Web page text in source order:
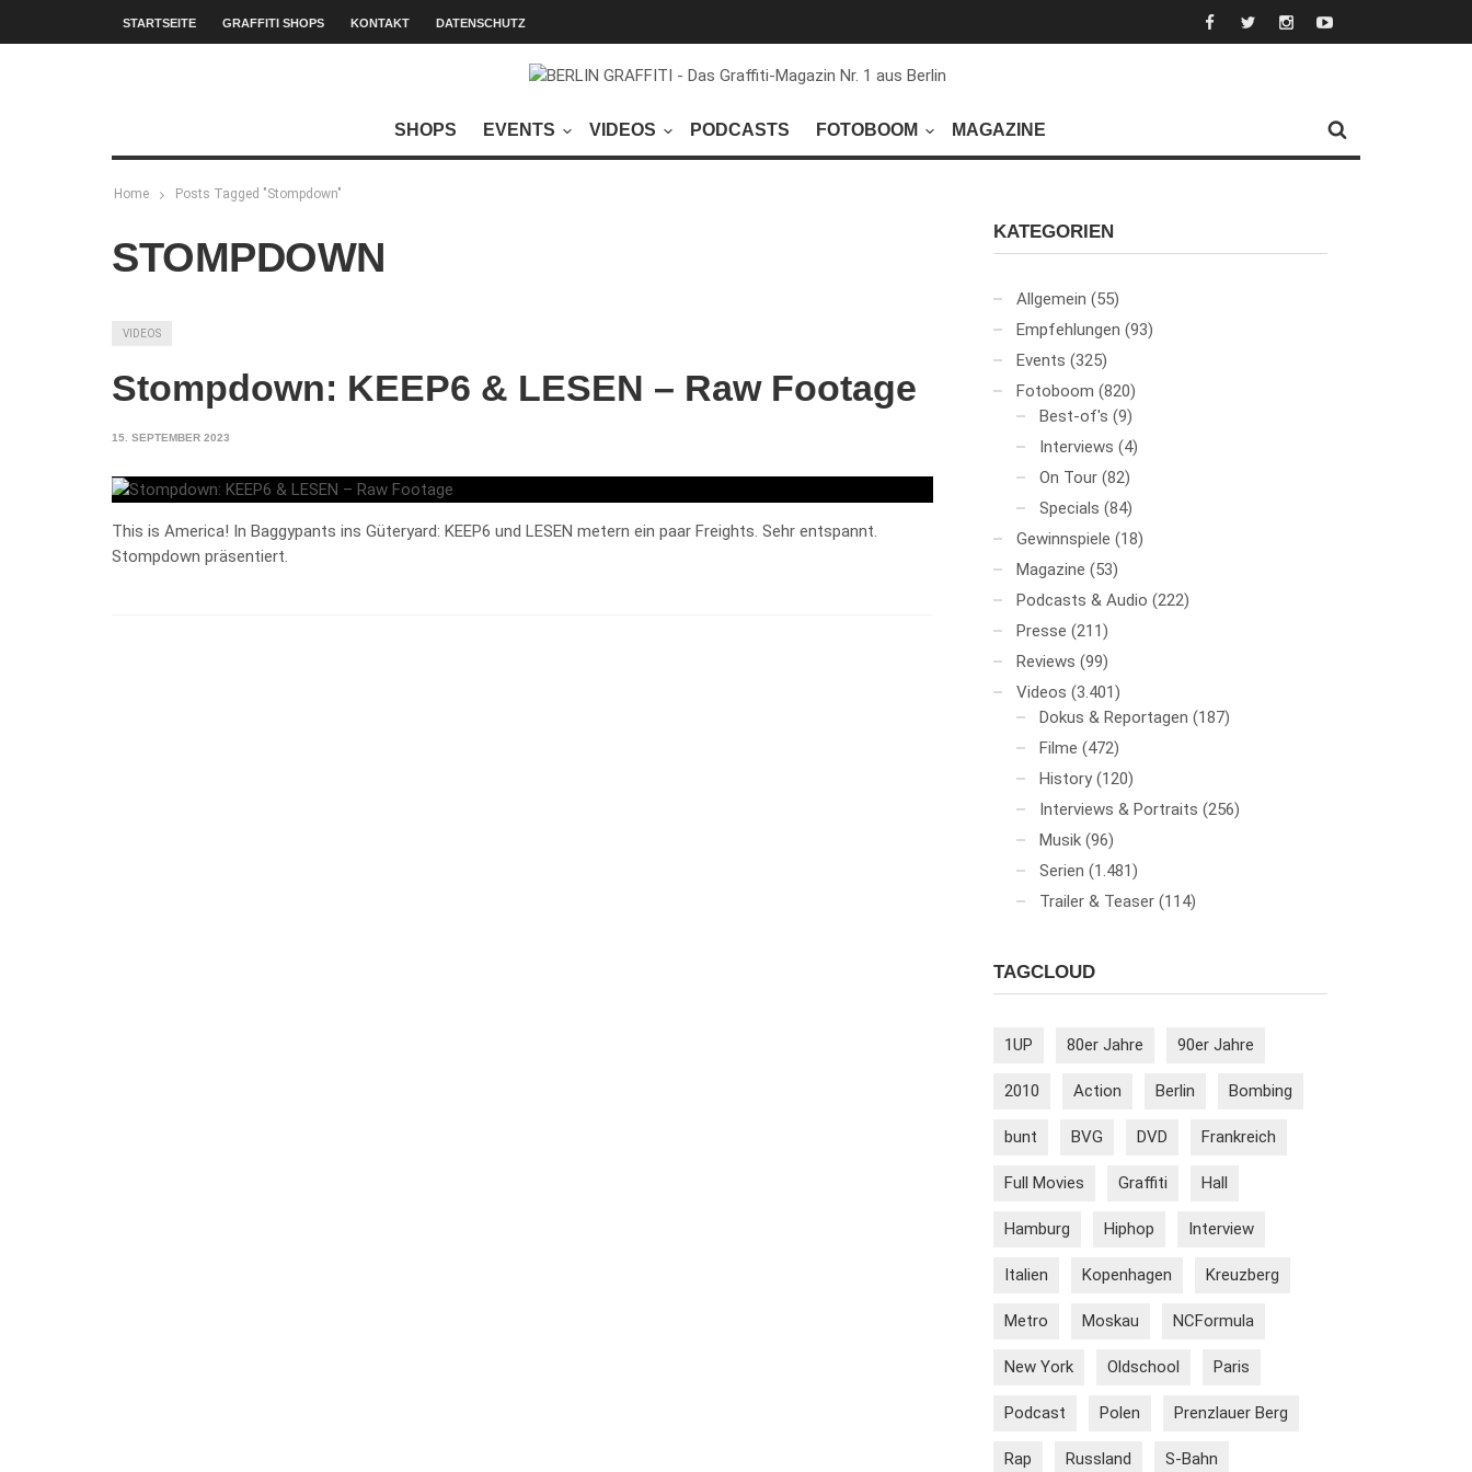
STARTSEITE GRAFFITI SHOPS KONTAKT DATENSCHUTZ
SHOPS EVENTS VIDEOS PODCASTS FOTOBOOM MAGAZINE
Home Posts Tagged "Stompdown"
STOMPDOWN
VIDEOS
Stompdown: KEEP6 & LESEN – Raw Footage
15. SEPTEMBER 2023
This is America! In Baggypants ins Güteryard: KEEP6 und LESEN metern ein paar Freights. Sehr entspannt.
Stompdown präsentiert.
KATEGORIEN
Allgemein (55)
Empfehlungen (93)
Events (325)
Fotoboom (820)
Best-of's (9)
Interviews (4)
On Tour (82)
Specials (84)
Gewinnspiele (18)
Magazine (53)
Podcasts & Audio (222)
Presse (211)
Reviews (99)
Videos (3.401)
Dokus & Reportagen (187)
Filme (472)
History (120)
Interviews & Portraits (256)
Musik (96)
Serien (1.481)
Trailer & Teaser (114)
TAGCLOUD
1UP 80er Jahre 90er Jahre
2010 Action Berlin Bombing
bunt BVG DVD Frankreich
Full Movies Graffiti Hall
Hamburg Hiphop Interview
Italien Kopenhagen Kreuzberg
Metro Moskau NCFormula
New York Oldschool Paris
Podcast Polen Prenzlauer Berg
Rap Russland S-Bahn